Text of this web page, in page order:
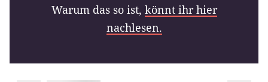
Warum das so ist, könnt ihr hier
nachlesen.